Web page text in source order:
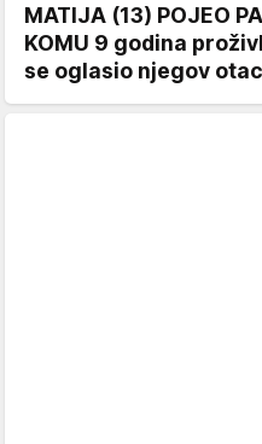
MATIJA (13) POJEO
KOMU 9 godina
se oglasio njegov